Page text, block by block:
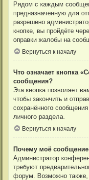
Рядом с каждым
предназначенную для
разрешено
кнопке, вы пройдёте
оправки жалобы на
Вернуться к началу
Что означает кнопка
сообщения?
Эта кнопка позволяет
чтобы закончить и
сохранённого
личного раздела.
Вернуться к началу
Почему моё
Администратор
требуют
форум. Возможно также,